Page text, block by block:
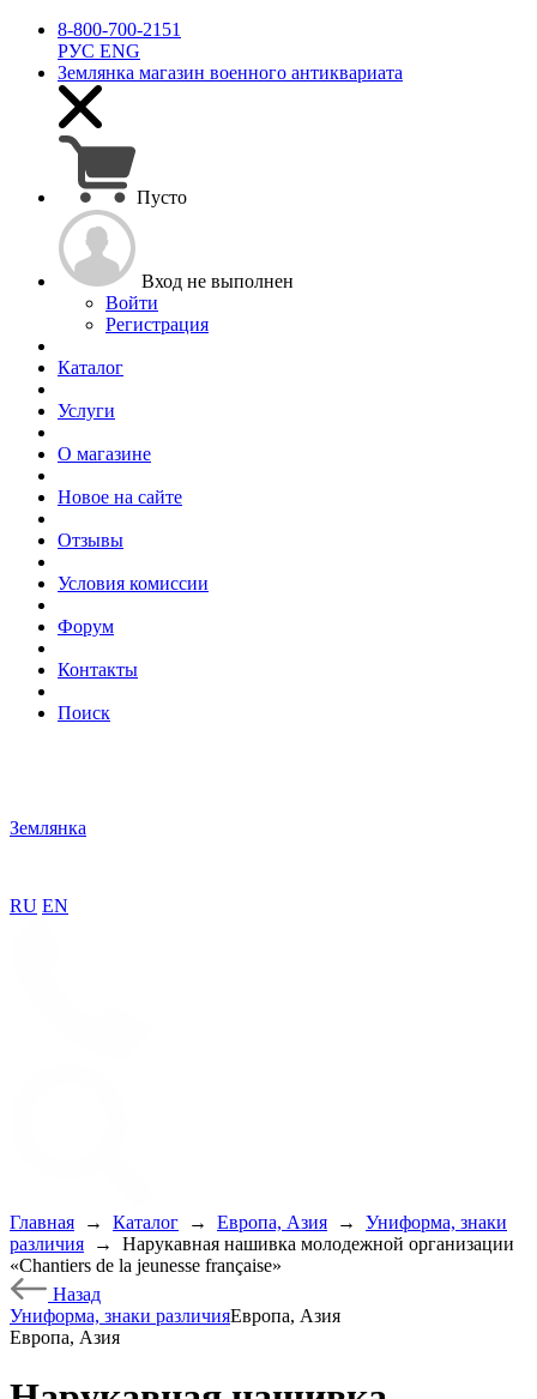
8-800-700-2151
РУС ENG
Землянка магазин военного антиквариата
Пусто
Вход не выполнен
Войти
Регистрация
Каталог
Услуги
О магазине
Новое на сайте
Отзывы
Условия комиссии
Форум
Контакты
Поиск
Землянка
RU EN
Главная → Каталог → Европа, Азия →
Униформа, знаки
различия
→
Нарукавная нашивка молодежной организации
«Chantiers de la jeunesse française»
Назад
Униформа, знаки различияЕвропа, Азия
Европа, Азия